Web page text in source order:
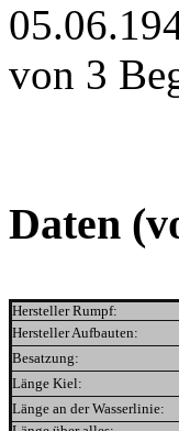
von 3
Daten
Hersteller Rumpf:
Hersteller Aufbauten:
Besatzung:
Länge Kiel:
Länge an der Wasserlinie: